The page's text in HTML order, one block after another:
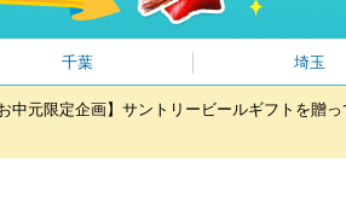
千葉 埼玉
中元限定企画】サントリービールギフトを贈